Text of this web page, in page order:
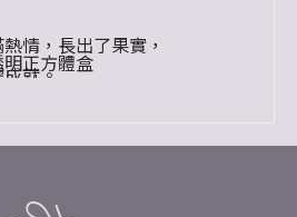
情，長出了果實，
就。
正方體盒